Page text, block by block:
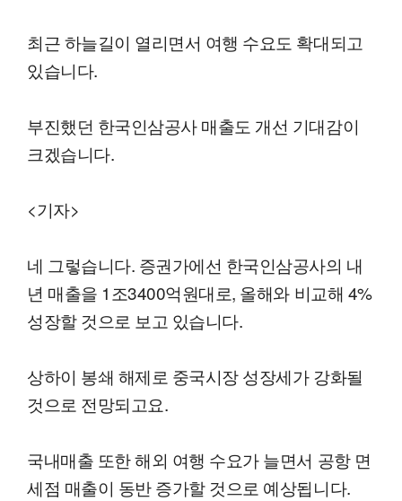
최근 하늘길이 열리면서 여행 수요도 확대되고
있습니다.
부진했던 한국인삼공사 매출도 개선 기대감이
크겠습니다.
<기자>
네 그렇습니다. 증권가에선 한국인삼공사의 내
년 매출을 1조3400억원대로, 올해와 비교해 4%
성장할 것으로 보고 있습니다.
상하이 봉쇄 해제로 중국시장 성장세가 강화될
것으로 전망되고요.
국내매출 또한 해외 여행 수요가 늘면서 공항 면
세점 매출이 동반 증가할 것으로 예상됩니다.